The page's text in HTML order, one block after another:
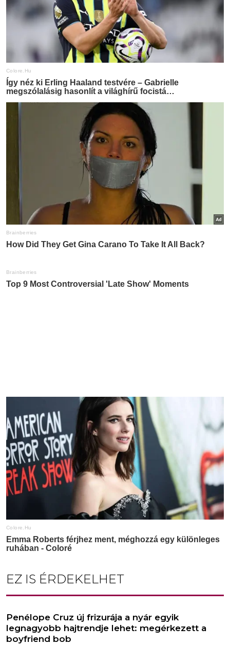
EZ IS ÉRDEKELHET
Penélope Cruz új frizurája a nyár egyik
legnagyobb hajtrendje lehet: megérkezett a
boyfriend bob